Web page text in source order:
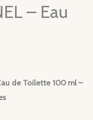
– Eau
de Toilette 100 ml –